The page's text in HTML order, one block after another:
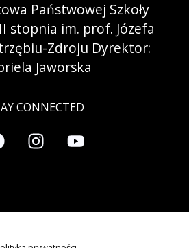
Państwowej Szkoły
stopnia im. prof. Józefa
Zdroju Dyrektor:
Jaworska
CONNECTED